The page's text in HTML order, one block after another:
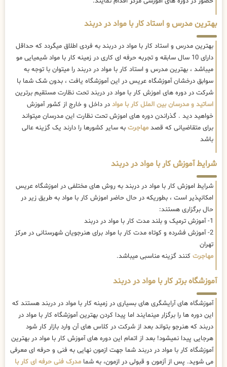
بهترین مدرس و استاد کار با مواد در دربند
بهترین مدرس و استاد کار با مواد در دربند به فردی اطلاق میگردد که حداقل
دارای 10 سال سابقه و تجربه حرفه ای کاری در زمینه کار با مواد شیمیایی مو
میباشد ، بهترین مدرس و استاد کار با مواد در دربند را میتوان با توجه به
سوابق درخشان آموزشگاه عریس در این آموزشگاه یافت ، بدون شک شما با
شرکت در دوره های اموزش کار با مواد در دربند تحت نظارت مستقیم برترین
اساتید و مدرسان بین الملل کار با مواد در داخل و خارج از کشور آموزش
خواهید دید . گذراندن دوره های اموزش تحت نظارت این مدرسان میتواند
برای متقاضیانی که قصد مهاجرت به سایر کشورها را دارند یک گزینه عالی
باشد
شرایط آموزش کار با مواد در دربند
شرایط اموزش کار با مواد در دربند به روش های مختلفی در اموزشگاه عریس
امکانپذیر است ، بطوریکه در حال حاضر اموزش کار با مواد به طریق زیر در
حال برگزاری هستند:
1- آموزش ترمیک و بلند مدت کار با مواد در دربند
2- آموزش فشرده و کوتاه مدت کار با مواد برای هنرجویان شهرستانی در مرکز
تهران
مهاجرت کنند گزینه مناسبی میباشد.
آموزشگاه برتر کار با مواد در دربند
آموزشگاه های آرایشگری های بسیاری در زمینه کار با مواد در دربند هستند که
این دوره ها را برگزار مینمایند اما پیدا کردن بهترین آموزشگاه کار با مواد در
دربند که هنرجو بتواند بعد از شرکت در کلاس های آن وارد بازار کار شود
هرجایی پیدا نمیشود! بعد از اتمام این دوره های آموزش کار با مواد در بهترین
آموزشگاه کار با مواد در دربند شما جهت ازمون نهایی به فنی و حرفه ای معرفی
می شوید. پس از آزمون و قبولی در ازمون، به شما مدرک فنی حرفه ای کار با